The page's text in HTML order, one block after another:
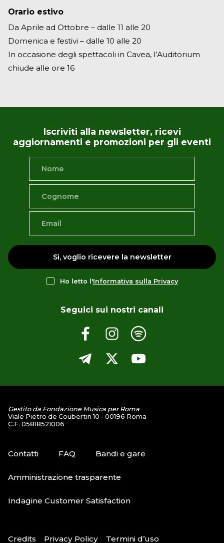
Orario estivo
Da Aprile ad Ottobre – dalle 11 alle 20
Domenica e festivi – dalle 10 alle 20
In occasione degli spettacoli in Cavea, l’Auditorium
chiude alle ore 16
Iscriviti alla newsletter, ricevi
aggiornamenti e promozioni per gli eventi
Sì, voglio ricevere la newsletter
Ho letto l'Informativa sulla Privacy
Seguici sui nostri canali
Gestito da Fondazione Musica per Roma
Viale Pietro de Coubertin 10 - 00196 Roma
C.F. 05818521006
Contatti FAQ Bandi e gare
Amministrazione trasparente
Indagine Customer Satisfaction
Credits Privacy Policy Termini d’uso